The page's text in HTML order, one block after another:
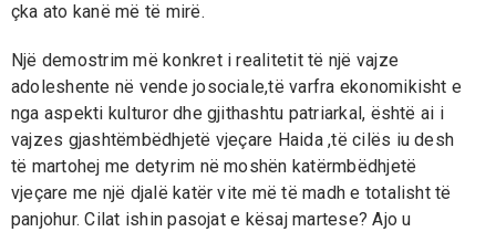
çka ato kanë më të mirë.
Një demostrim më konkret i realitetit të një vajze
adoleshente në vende josociale,të varfra ekonomikisht e
nga aspekti kulturor dhe gjithashtu patriarkal, është ai i
vajzes gjashtëmbëdhjetë vjeçare Haida ,të cilës iu desh
të martohej me detyrim në moshën katërmbëdhjetë
vjeçare me një djalë katër vite më të madh e totalisht të
panjohur. Cilat ishin pasojat e kësaj martese? Ajo u